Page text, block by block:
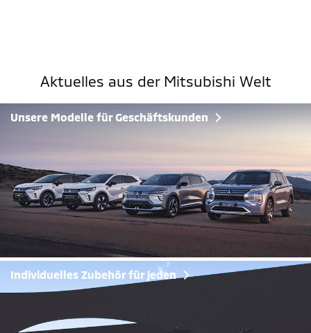
Aktuelles aus der Mitsubishi Welt
Unsere Modelle für Geschäftskunden
Individuelles Zubehör für jeden